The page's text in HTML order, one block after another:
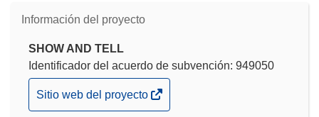
Información del proyecto
SHOW AND TELL
Identificador del acuerdo de subvención: 949050
(se
abrirá
Sitio web del proyecto